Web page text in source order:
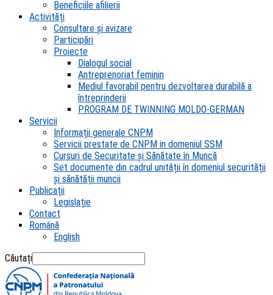
Beneficiile afilierii
Activități
Consultare și avizare
Participări
Proiecte
Dialogul social
Antreprenoriat feminin
Mediul favorabil pentru dezvoltarea durabilă a
întreprinderii
PROGRAM DE TWINNING MOLDO-GERMAN
Servicii
Informații generale CNPM
Servicii prestate de CNPM in domeniul SSM
Cursuri de Securitate și Sănătate în Muncă
Set documente din cadrul unității în domeniul securității
și sănătății muncii
Publicații
Legislație
Contact
Română
English
Căutați